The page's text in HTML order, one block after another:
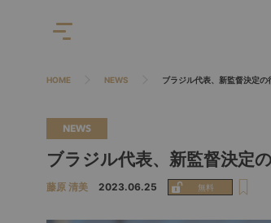
HOME NEWS ブラジル代表、新監督決定
NEWS
ブラジル代表、新監督決定
藤原 清美 2023.06.25